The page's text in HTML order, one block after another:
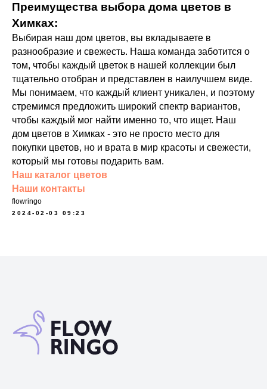
Преимущества выбора дома цветов в
Химках:
Выбирая наш дом цветов, вы вкладываете в
разнообразие и свежесть. Наша команда заботится о
том, чтобы каждый цветок в нашей коллекции был
тщательно отобран и представлен в наилучшем виде.
Мы понимаем, что каждый клиент уникален, и поэтому
стремимся предложить широкий спектр вариантов,
чтобы каждый мог найти именно то, что ищет. Наш
дом цветов в Химках - это не просто место для
покупки цветов, но и врата в мир красоты и свежести,
который мы готовы подарить вам.
Наш каталог цветов
Наши контакты
flowringo
2024-02-03 09:23